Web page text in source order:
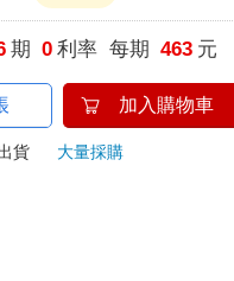
期 0 利率 每期 463 元
加入購物車
貨 大量採購